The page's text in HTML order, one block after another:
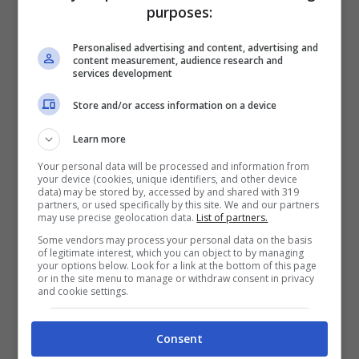
all’incessante lavoro degli uffici che anche
quest’anno hanno operato alacremente per
giungere a questo risultato”.
Il documento è stato approvato dal Consiglio
dopo un ampio dibattito: “La commissione
pubblica istruzione – ha affermato il
presidente dell’organismo, il consigliere
provinciale Giovanni Trani – si è riunita in due
sedute distinte proprio per consentire ai
Comuni di presentare tutti i documenti
necessari per sostenere le loro richieste.
Certamente abbiamo lavorato con impegno
purposes:
Personalised advertising and content, advertising and
content measurement, audience research and
services development
Store and/or access information on a device
Learn more
Your personal data will be processed and information from
your device (cookies, unique identifiers, and other device
data) may be stored by, accessed by and shared with 319
partners, or used specifically by this site. We and our partners
may use precise geolocation data. List of partners.
Some vendors may process your personal data on the basis
of legitimate interest, which you can object to by managing
your options below. Look for a link at the bottom of this page
or in the site menu to manage or withdraw consent in privacy
and cookie settings.
Consent